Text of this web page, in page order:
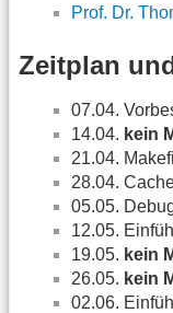
Prof. Dr.
Zeitplan
07.04.
14.04. kein
21.04.
28.04.
05.05.
12.05.
19.05. kein
26.05. kein
02.06.